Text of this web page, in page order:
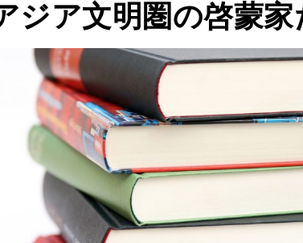
ジア文明圏の啓蒙家